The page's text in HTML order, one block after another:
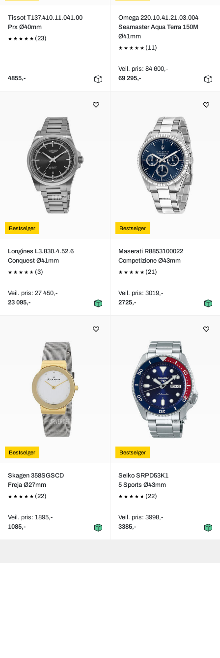
Tissot T137.410.11.041.00
Prx Ø40mm
(23)
4855,-
Omega 220.10.41.21.03.004
Seamaster Aqua Terra 150M
Ø41mm
(11)
Veil. pris: 84 600,-
69 295,-
Bestselger
Longines L3.830.4.52.6
Conquest Ø41mm
(3)
Veil. pris: 27 450,-
23 095,-
Bestselger
Maserati R8853100022
Competizione Ø43mm
(21)
Veil. pris: 3019,-
2725,-
Bestselger
Skagen 358SGSCD
Freja Ø27mm
(22)
Veil. pris: 1895,-
1085,-
Bestselger
Seiko SRPD53K1
5 Sports Ø43mm
(22)
Veil. pris: 3998,-
3385,-